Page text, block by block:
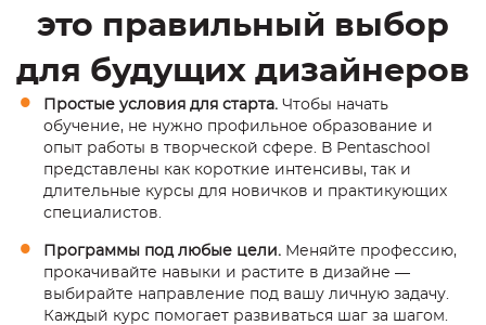
это правильный выбор
для будущих дизайнеров
Простые условия для старта. Чтобы начать
обучение, не нужно профильное образование и
опыт работы в творческой сфере. В Pentaschool
представлены как короткие интенсивы, так и
длительные курсы для новичков и практикующих
специалистов.
Программы под любые цели. Меняйте профессию,
прокачивайте навыки и растите в дизайне —
выбирайте направление под вашу личную задачу.
Каждый курс помогает развиваться шаг за шагом.